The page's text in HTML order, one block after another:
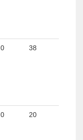
0 38
0 20